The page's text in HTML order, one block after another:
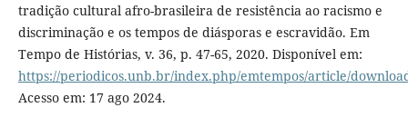
tradição cultural afro-brasileira de resistência ao racismo e
discriminação e os tempos de diásporas e escravidão. Em
Tempo de Histórias, v. 36, p. 47-65, 2020. Disponível em:
https://periodicos.unb.br/index.php/emtempos/article/
Acesso em: 17 ago 2024.